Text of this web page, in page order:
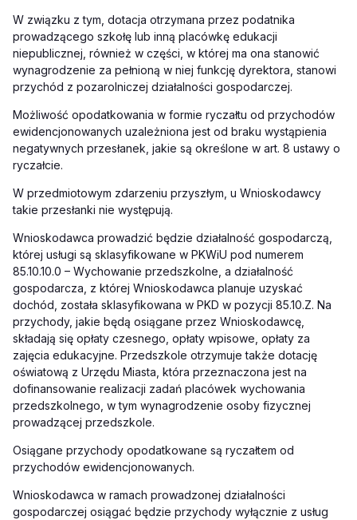
W związku z tym, dotacja otrzymana przez podatnika
prowadzącego szkołę lub inną placówkę edukacji
niepublicznej, również w części, w której ma ona stanowić
wynagrodzenie za pełnioną w niej funkcję dyrektora, stanowi
przychód z pozarolniczej działalności gospodarczej.
Możliwość opodatkowania w formie ryczałtu od przychodów
ewidencjonowanych uzależniona jest od braku wystąpienia
negatywnych przesłanek, jakie są określone w art. 8 ustawy o
ryczałcie.
W przedmiotowym zdarzeniu przyszłym, u Wnioskodawcy
takie przesłanki nie występują.
Wnioskodawca prowadzić będzie działalność gospodarczą,
której usługi są sklasyfikowane w PKWiU pod numerem
85.10.10.0 – Wychowanie przedszkolne, a działalność
gospodarcza, z której Wnioskodawca planuje uzyskać
dochód, została sklasyfikowana w PKD w pozycji 85.10.Z. Na
przychody, jakie będą osiągane przez Wnioskodawcę,
składają się opłaty czesnego, opłaty wpisowe, opłaty za
zajęcia edukacyjne. Przedszkole otrzymuje także dotację
oświatową z Urzędu Miasta, która przeznaczona jest na
dofinansowanie realizacji zadań placówek wychowania
przedszkolnego, w tym wynagrodzenie osoby fizycznej
prowadzącej przedszkole.
Osiągane przychody opodatkowane są ryczałtem od
przychodów ewidencjonowanych.
Wnioskodawca w ramach prowadzonej działalności
gospodarczej osiągać będzie przychody wyłącznie z usług